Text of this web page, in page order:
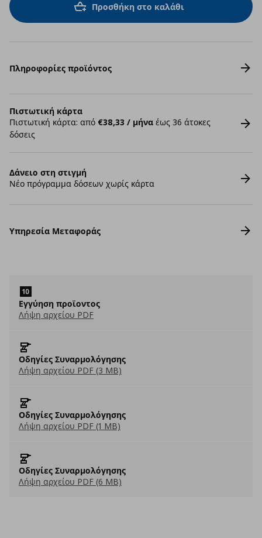
Προσθήκη στο καλάθι
Πληροφορίες προϊόντος
Πιστωτική κάρτα
Πιστωτική κάρτα: από €38,33 / μήνα έως 36 άτοκες
δόσεις
Δάνειο στη στιγμή
Νέο πρόγραμμα δόσεων χωρίς κάρτα
Υπηρεσία Μεταφοράς
Εγγύηση προϊοντος
Λήψη αρχείου PDF
Οδηγίες Συναρμολόγησης
Λήψη αρχείου PDF (3 MB)
Οδηγίες Συναρμολόγησης
Λήψη αρχείου PDF (1 MB)
Οδηγίες Συναρμολόγησης
Λήψη αρχείου PDF (6 MB)